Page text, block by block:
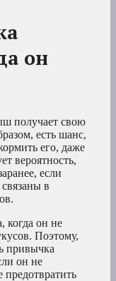
он
получает свою
есть шанс,
его, даже
вероятность,
если
в
когда он не
Поэтому,
привычка
он не